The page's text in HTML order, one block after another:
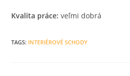
Kvalita práce: veľmi dobrá
TAGS: INTERIÉROVÉ SCHODY